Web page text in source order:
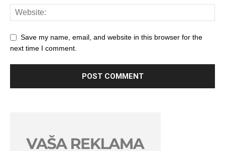
Save my name, email, and website in this browser for the
next time I comment.